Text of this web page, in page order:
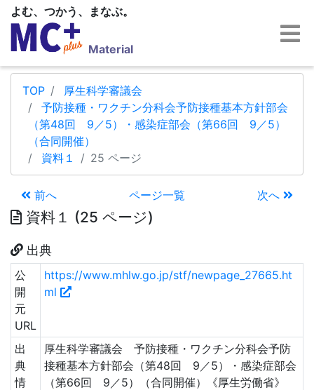
よむ、つかう、まなぶ。
Material
TOP
厚生科学審議会
予防接種・ワクチン分科会予防接種基本方針部会
（第48回 9／5）・感染症部会（第66回 9／5）
（合同開催）
資料１
25 ページ
前へ ページ一覧 次へ
資料１ (25 ページ)
出典
公
開
元
URL
https://www.mhlw.go.jp/stf/newpage_27665.ht
ml
出
典
情
厚生科学審議会 予防接種・ワクチン分科会予防
接種基本方針部会（第48回 9／5）・感染症部会
（第66回 9／5）（合同開催）《厚生労働省》